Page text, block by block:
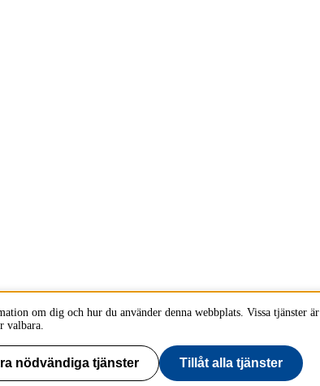
om dig och hur du använder denna webbplats. Vissa tjänster är
valbara.
nödvändiga tjänster Tillåt alla tjänster